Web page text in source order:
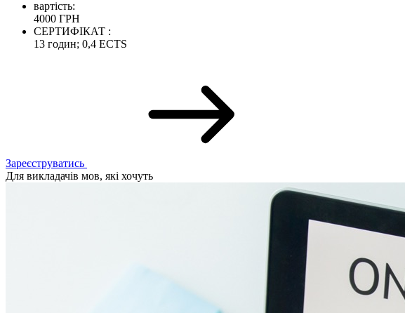
вартість:
4000 ГРН
СЕРТИФІКАТ :
13 годин; 0,4 ECTS
Зареєструватись
Для викладачів мов, які хочуть